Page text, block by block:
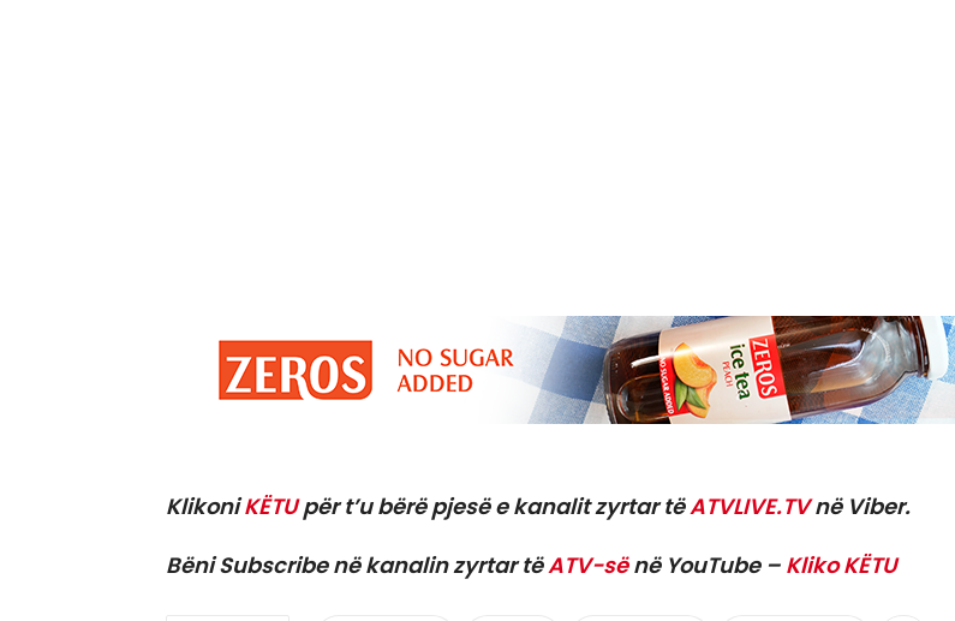
KlikoniKËTUpër t’u bërë pjesë e kanalit zyrtar tëATVLIVE.TVnë Viber.
Bëni Subscribe në kanalin zyrtar tëATV-sënë YouTube – Kliko KËTU